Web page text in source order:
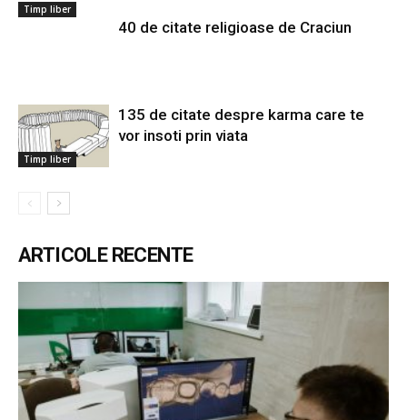
Timp liber
40 de citate religioase de Craciun
Timp liber
135 de citate despre karma care te
vor insoti prin viata
ARTICOLE RECENTE